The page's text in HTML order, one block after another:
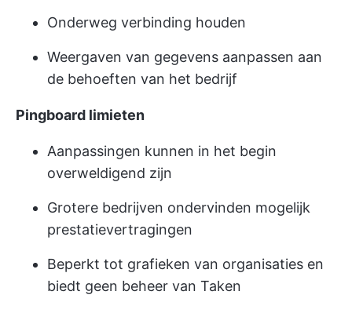
Onderweg verbinding houden
Weergaven van gegevens aanpassen aan
de behoeften van het bedrijf
Pingboard limieten
Aanpassingen kunnen in het begin
overweldigend zijn
Grotere bedrijven ondervinden mogelijk
prestatievertragingen
Beperkt tot grafieken van organisaties en
biedt geen beheer van Taken